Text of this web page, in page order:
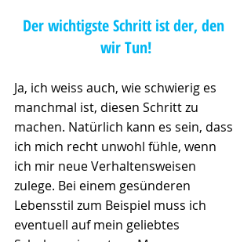
Der wichtigste Schritt ist der, den
wir Tun!
Ja, ich weiss auch, wie schwierig es
manchmal ist, diesen Schritt zu
machen. Natürlich kann es sein, dass
ich mich recht unwohl fühle, wenn
ich mir neue Verhaltensweisen
zulege. Bei einem gesünderen
Lebensstil zum Beispiel muss ich
eventuell auf mein geliebtes